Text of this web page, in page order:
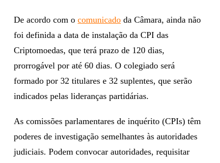
De acordo com o comunicado da Câmara, ainda não
foi definida a data de instalação da CPI das
Criptomoedas, que terá prazo de 120 dias,
prorrogável por até 60 dias. O colegiado será
formado por 32 titulares e 32 suplentes, que serão
indicados pelas lideranças partidárias.
As comissões parlamentares de inquérito (CPIs) têm
poderes de investigação semelhantes às autoridades
judiciais. Podem convocar autoridades, requisitar